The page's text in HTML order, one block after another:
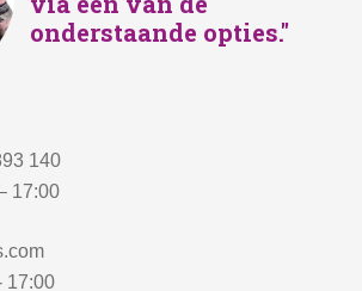
onderstaande opties."
140
17:00
17:00